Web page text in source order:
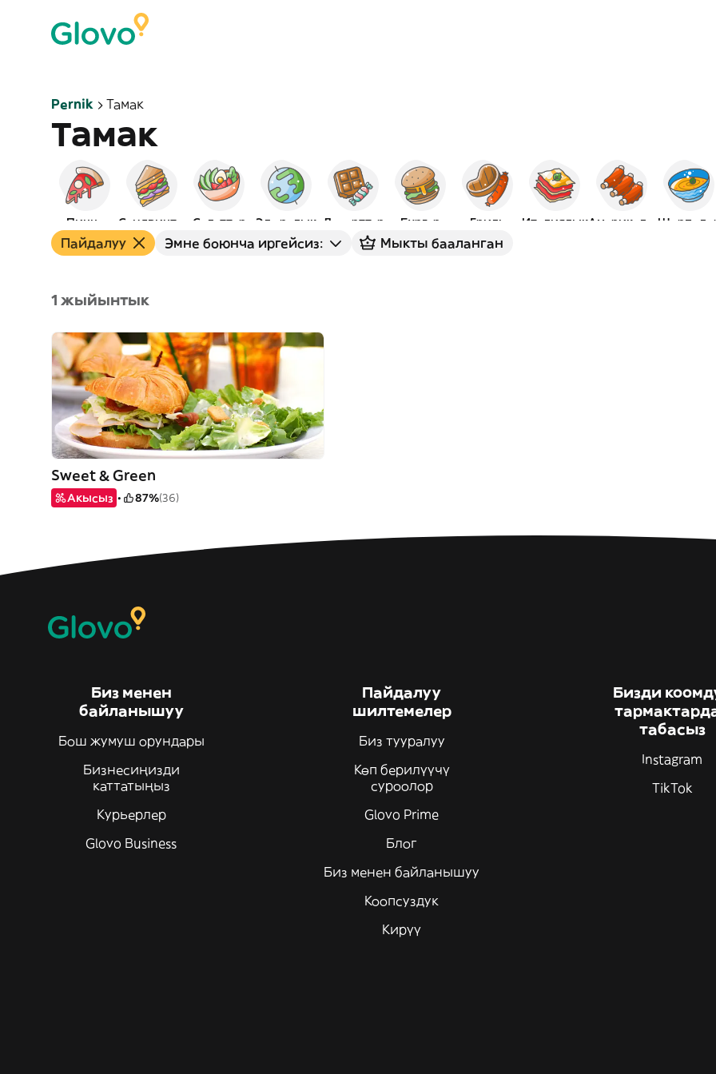
Pernik Тамак
Тамак
Пицца Сэндвичтер Салаттар Эл аралык Десерттер Бургер Гриль Италиялык
Пайдалуу Эмне боюнча иргейсиз: Мыкты бааланган
1 жыйынтык
Sweet & Green
Акысыз 87%(36)
Биз менен
байланышуу
Бош жумуш орундары
Бизнесиңизди
каттатыңыз
Курьерлер
Glovo Business
Пайдалуу
шилтемелер
Биз тууралуу
Көп берилүүчү
суроолор
Glovo Prime
Блог
Биз менен байланышуу
Коопсуздук
Кирүү
Бизди
табасыз
Instagram
TikTok